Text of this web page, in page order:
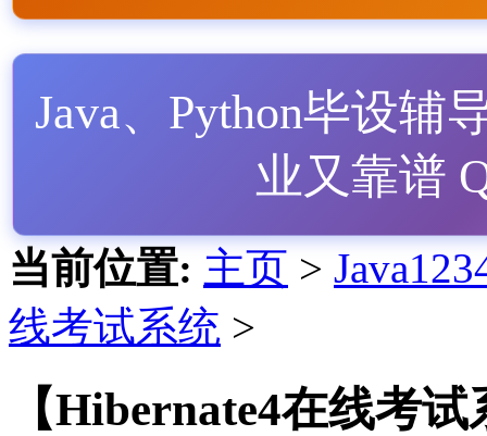
Java、Python毕设辅
业又靠谱
当前位置: 主页 >
线考试系统 >
【Hibernate4在线考